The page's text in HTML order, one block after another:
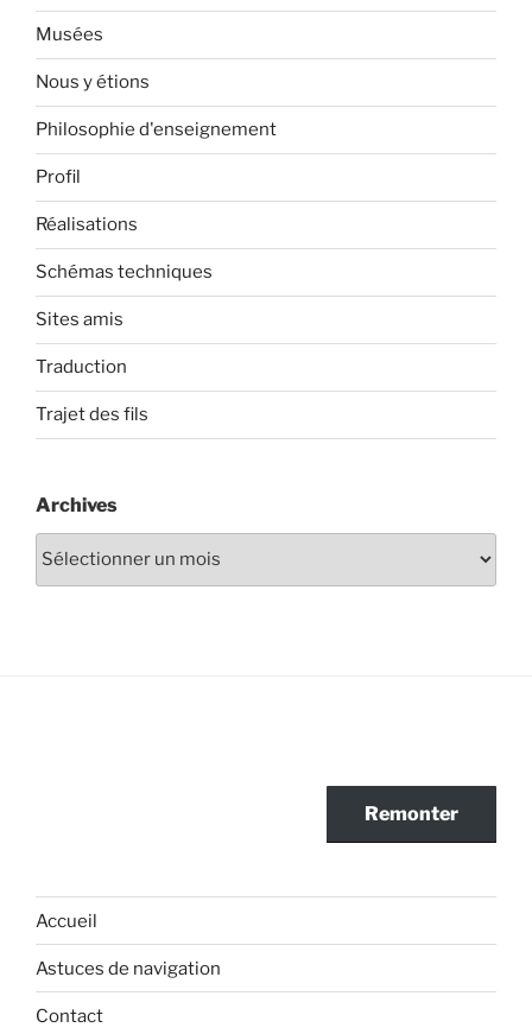
Musées
Nous y étions
Philosophie d'enseignement
Profil
Réalisations
Schémas techniques
Sites amis
Traduction
Trajet des fils
Archives
Archives
Remonter
Accueil
Astuces de navigation
Contact